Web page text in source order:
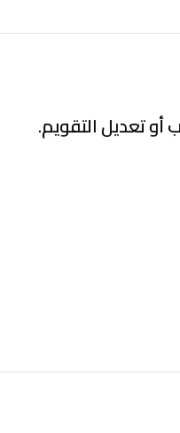
أو تعديل التقويم.